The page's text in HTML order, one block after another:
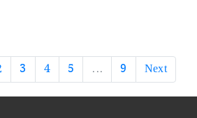
3 4 5 ... 9 Next